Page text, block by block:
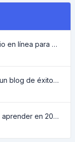
Las 10 mejores ideas de negocio en línea para principiantes 2022 y herramientas para ayudarle a trabajar fácilmente
Temas e ideas populares para un blog de éxito en 2022, así como herramientas que serán útiles para el bloguero
Qué lenguaje de programación aprender en 2022 y qué herramientas ayudarán a los programadores en las tareas cotidianas